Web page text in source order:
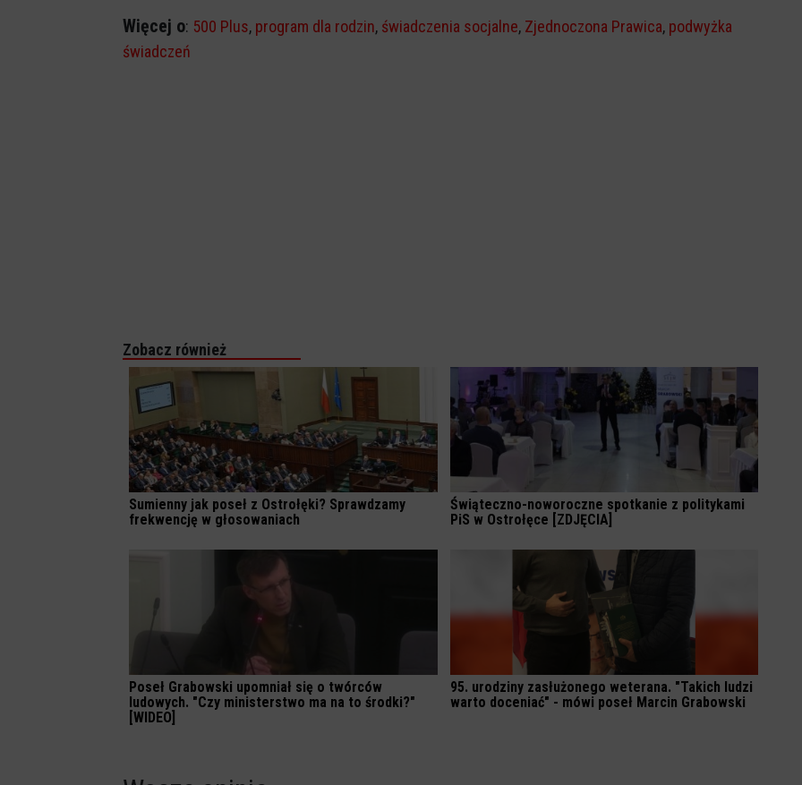
Więcej o: 500 Plus, program dla rodzin, świadczenia socjalne, Zjednoczona Prawica, podwyżka
świadczeń
Zobacz również
Sumienny jak poseł z Ostrołęki? Sprawdzamy
frekwencję w głosowaniach
Świąteczno-noworoczne spotkanie z politykami
PiS w Ostrołęce [ZDJĘCIA]
Poseł Grabowski upomniał się o twórców
ludowych. "Czy ministerstwo ma na to środki?"
[WIDEO]
95. urodziny zasłużonego weterana. "Takich ludzi
warto doceniać" - mówi poseł Marcin Grabowski